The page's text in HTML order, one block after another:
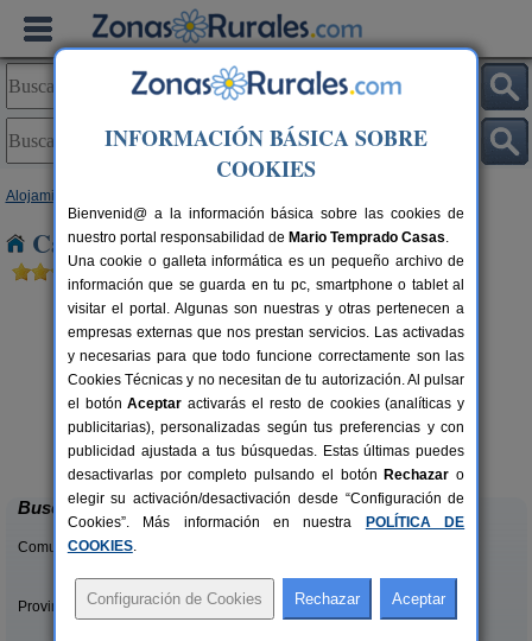
Alojamientos
Casas Rurales cerca de Domingo Perez
2-44+16 pers.
desde28 €
Complejo Rural Balcón de Valor
Válor (Granada)
Buscar
Comunidades:
Provincias/Islas:
INFORMACIÓN BÁSICA SOBRE
COOKIES
Bienvenid@ a la información básica sobre las cookies de
nuestro portal responsabilidad de Mario Temprado Casas.
Una cookie o galleta informática es un pequeño archivo de
información que se guarda en tu pc, smartphone o tablet al
visitar el portal. Algunas son nuestras y otras pertenecen a
empresas externas que nos prestan servicios. Las activadas
y necesarias para que todo funcione correctamente son las
Cookies Técnicas y no necesitan de tu autorización. Al pulsar
el botónAceptar activarás el resto de cookies (analíticas y
publicitarias), personalizadas según tus preferencias y con
publicidad ajustada a tus búsquedas. Estas últimas puedes
desactivarlas por completo pulsando el botón Rechazar o
elegir su activación/desactivación desde “Configuración de
Cookies”. Más información en nuestra
POLÍTICA DE
COOKIES.